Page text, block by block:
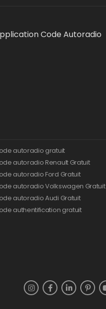
Code Autoradio
autoradio gratuit
autoradio Renault Gratuit
autoradio Ford Gratuit
autoradio Volkswagen Gratuit
autoradio Audi Gratuit
authentification gratuit